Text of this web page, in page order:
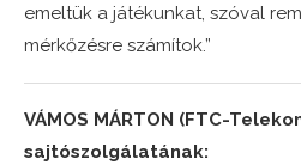
emeltük a játékunkat, szóval
mérkőzésre számítok.”
VÁMOS MÁRTON (FTC-
sajtószolgálatának: